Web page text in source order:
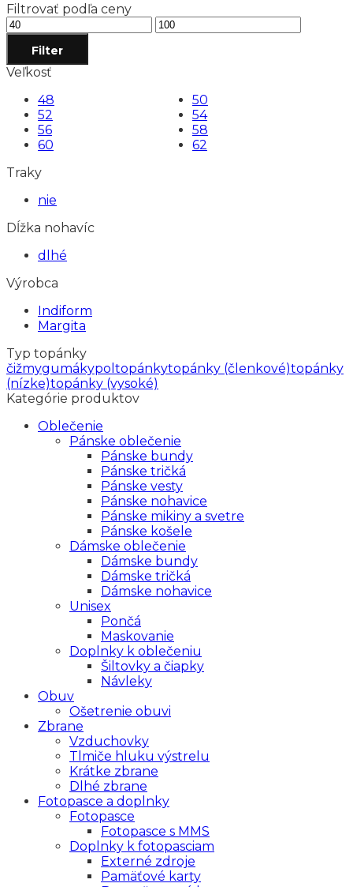
Filtrovať podľa ceny
Minimálna
cena
Maximálna
cena
Filter
Veľkosť
48
50
52
54
56
58
60
62
Traky
nie
Dĺžka nohavíc
dlhé
Výrobca
Indiform
Margita
Typ topánky
čižmygumákypoltopánkytopánky (členkové)topánky
(nízke)topánky (vysoké)
Kategórie produktov
Oblečenie
Pánske oblečenie
Pánske bundy
Pánske tričká
Pánske vesty
Pánske nohavice
Pánske mikiny a svetre
Pánske košele
Dámske oblečenie
Dámske bundy
Dámske tričká
Dámske nohavice
Unisex
Pončá
Maskovanie
Doplnky k oblečeniu
Šiltovky a čiapky
Návleky
Obuv
Ošetrenie obuvi
Zbrane
Vzduchovky
Tlmiče hluku výstrelu
Krátke zbrane
Dlhé zbrane
Fotopasce a doplnky
Fotopasce
Fotopasce s MMS
Doplnky k fotopasciam
Externé zdroje
Pamäťové karty